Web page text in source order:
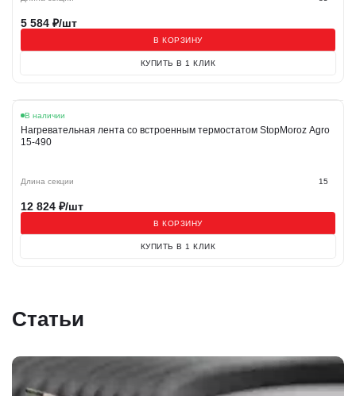
5 584 ₽/шт
В КОРЗИНУ
КУПИТЬ В 1 КЛИК
В наличии
Нагревательная лента со встроенным термостатом StopMoroz Agro
15-490
Длина секции 15
12 824 ₽/шт
В КОРЗИНУ
КУПИТЬ В 1 КЛИК
Статьи